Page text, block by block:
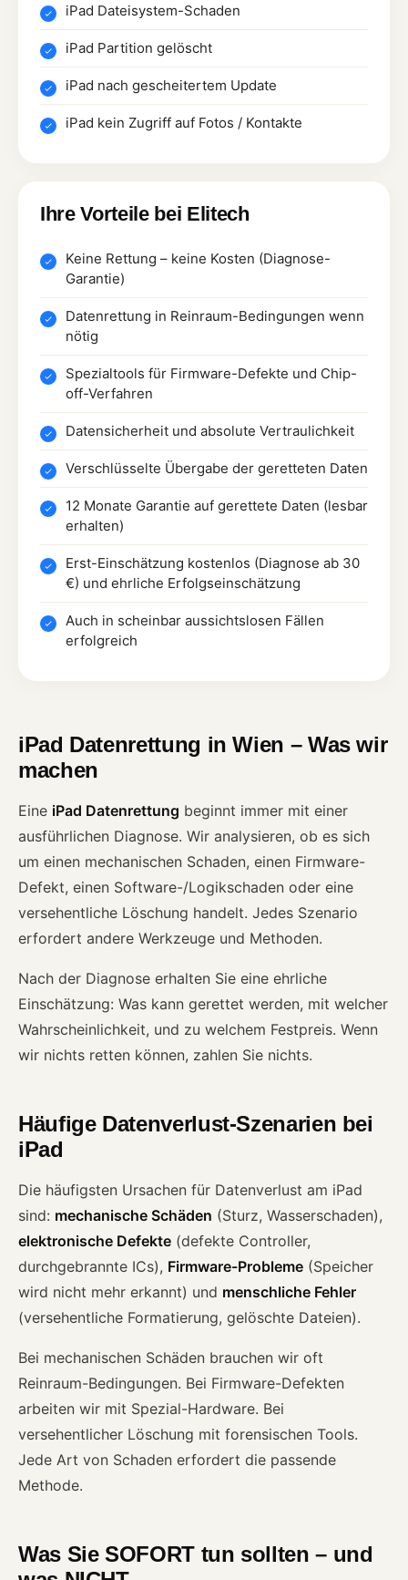
iPad Dateisystem-Schaden
iPad Partition gelöscht
iPad nach gescheitertem Update
iPad kein Zugriff auf Fotos / Kontakte
Ihre Vorteile bei Elitech
Keine Rettung – keine Kosten (Diagnose-
Garantie)
Datenrettung in Reinraum-Bedingungen wenn
nötig
Spezialtools für Firmware-Defekte und Chip-
off-Verfahren
Datensicherheit und absolute Vertraulichkeit
Verschlüsselte Übergabe der geretteten Daten
12 Monate Garantie auf gerettete Daten (lesbar
erhalten)
Erst-Einschätzung kostenlos (Diagnose ab 30
€) und ehrliche Erfolgseinschätzung
Auch in scheinbar aussichtslosen Fällen
erfolgreich
iPad Datenrettung in Wien – Was wir
machen
Eine iPad Datenrettung beginnt immer mit einer
ausführlichen Diagnose. Wir analysieren, ob es sich
um einen mechanischen Schaden, einen Firmware-
Defekt, einen Software-/Logikschaden oder eine
versehentliche Löschung handelt. Jedes Szenario
erfordert andere Werkzeuge und Methoden.
Nach der Diagnose erhalten Sie eine ehrliche
Einschätzung: Was kann gerettet werden, mit welcher
Wahrscheinlichkeit, und zu welchem Festpreis. Wenn
wir nichts retten können, zahlen Sie nichts.
Häufige Datenverlust-Szenarien bei
iPad
Die häufigsten Ursachen für Datenverlust am iPad
sind: mechanische Schäden (Sturz, Wasserschaden),
elektronische Defekte (defekte Controller,
durchgebrannte ICs), Firmware-Probleme (Speicher
wird nicht mehr erkannt) und menschliche Fehler
(versehentliche Formatierung, gelöschte Dateien).
Bei mechanischen Schäden brauchen wir oft
Reinraum-Bedingungen. Bei Firmware-Defekten
arbeiten wir mit Spezial-Hardware. Bei
versehentlicher Löschung mit forensischen Tools.
Jede Art von Schaden erfordert die passende
Methode.
Was Sie SOFORT tun sollten – und